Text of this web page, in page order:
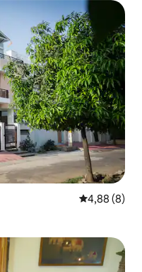
Gemiddelde
4,88 (8)